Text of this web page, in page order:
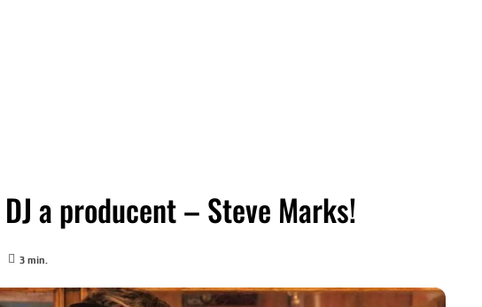
a producent – Steve Marks!
3 min.